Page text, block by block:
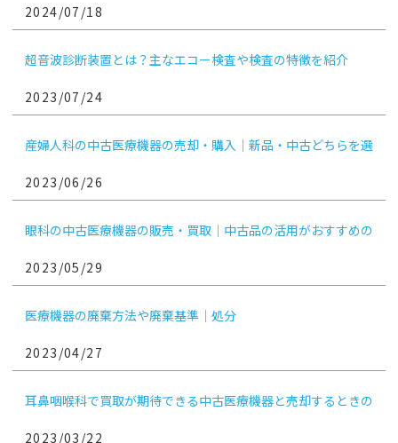
2024/07/18
超音波診断装置とは？主なエコー検査や検査の特徴を紹介
2023/07/24
産婦人科の中古医療機器の売却・購入｜新品・中古どちらを選
2023/06/26
眼科の中古医療機器の販売・買取｜中古品の活用がおすすめの
2023/05/29
医療機器の廃棄方法や廃棄基準｜処分
2023/04/27
耳鼻咽喉科で買取が期待できる中古医療機器と売却するときの
2023/03/22